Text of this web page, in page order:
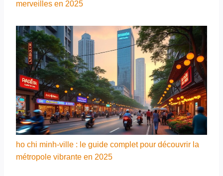
merveilles en 2025
ho chi minh-ville : le guide complet pour découvrir la
métropole vibrante en 2025